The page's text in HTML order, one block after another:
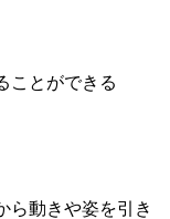
ことができる
ら動きや姿を引き